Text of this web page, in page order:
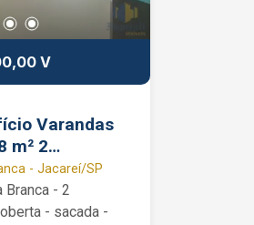
V
Varandas
m² 2
- Jacareí/SP
- 2
- sacada -